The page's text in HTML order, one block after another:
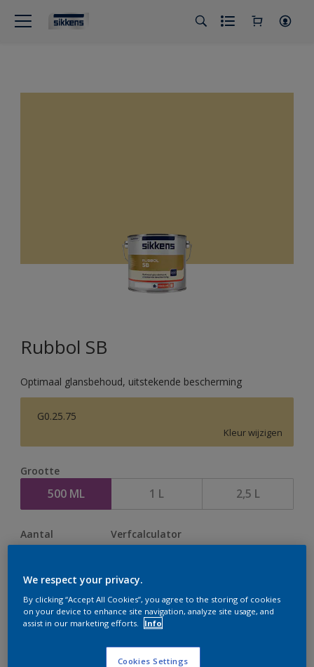
Rubbol SB
Optimaal glansbehoud, uitstekende bescherming
G0.25.75
Kleur wijzigen
Grootte
500 ML 1 L 2,5 L
Aantal Verfcalculator
Op dit moment is het niet mogelijk dit product online
te bestellen. Houd de website in de gaten, we werken
We respect your privacy.
By clicking “Accept All Cookies”, you agree to the storing of cookies
on your device to enhance site navigation, analyze site usage, and
assist in our marketing efforts.
Info
Cookies Settings